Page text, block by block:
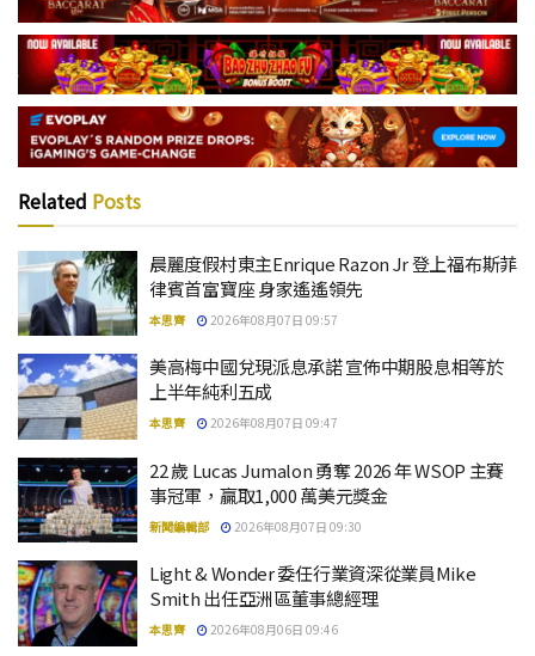
Related Posts
晨麗度假村東主Enrique Razon Jr 登上福布斯菲
律賓首富寶座 身家遙遙領先
本思齊 2026年08月07日 09:57
美高梅中國兌現派息承諾 宣佈中期股息相等於
上半年純利五成
本思齊 2026年08月07日 09:47
22 歲 Lucas Jumalon 勇奪 2026 年 WSOP 主賽
事冠軍，贏取1,000 萬美元獎金
新聞編輯部 2026年08月07日 09:30
Light & Wonder 委任行業資深從業員Mike
Smith 出任亞洲區董事總經理
本思齊 2026年08月06日 09:46